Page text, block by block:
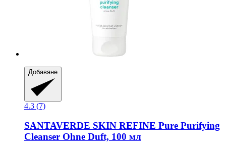
Добавяне
4.3 (7)
SANTAVERDE SKIN REFINE Pure Purifying
Cleanser Ohne Duft, 100 мл